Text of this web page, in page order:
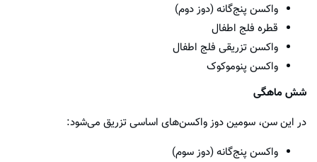
واکسن پنج‌گانه (دوز دوم)
قطره فلج اطفال
واکسن تزریقی فلج اطفال
واکسن پنوموکوک
شش ماهگی
در این سن، سومین دوز واکسن‌های اساسی تزریق می‌شود:
واکسن پنج‌گانه (دوز سوم)